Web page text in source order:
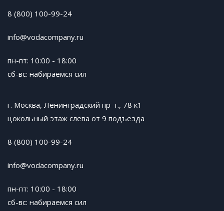
8 (800) 100-99-24
info@vodacompany.ru
пн-пт: 10:00 - 18:00
сб-вс: набираемся сил
г. Москва, Ленинградский пр-т., 78 к1
цокольный этаж слева от 9 подъезда
8 (800) 100-99-24
info@vodacompany.ru
пн-пт: 10:00 - 18:00
сб-вс: набираемся сил